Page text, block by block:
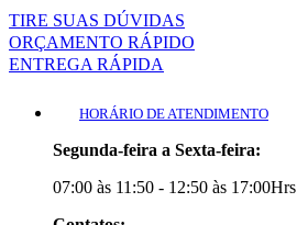
TIRE SUAS DÚVIDAS
ORÇAMENTO RÁPIDO
ENTREGA RÁPIDA
HORÁRIO DE ATENDIMENTO
Segunda-feira a Sexta-feira:
07:00 às 11:50 - 12:50 às 17:00Hrs